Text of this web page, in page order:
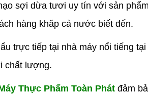
sợi dừa tươi uy tín với sản
hàng khăp cả nước biết đến.
trực tiếp tại nhà máy nổi tiếng
chất lượng.
Thực Phẩm Toàn Phát đảm